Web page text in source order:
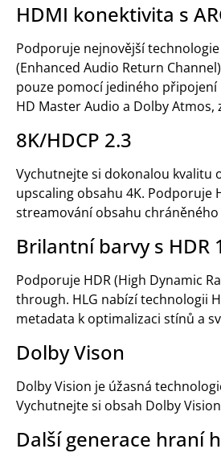
HDMI konektivita s
Podporuje nejnovější technologie
(Enhanced Audio Return
pouze pomocí jediného připojení
HD Master Audio a Dolby Atmos,
8K/HDCP 2.3
Vychutnejte si dokonalou kvalitu
upscaling obsahu 4K. Podporuje
streamování obsahu
Brilantní barvy s HDR
Podporuje HDR (High Dynamic
through. HLG nabízí technologii
metadata k optimalizaci stínů a
Dolby Vison
Dolby Vision je úžasná
Vychutnejte si obsah Dolby
Další generace hraní